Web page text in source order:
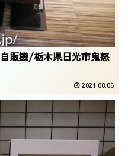
販機/栃木県日光市鬼怒
2021.08.06